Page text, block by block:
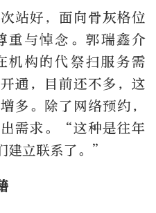
站好，面向骨灰格位
重与悼念。郭瑞鑫介
机构的代祭扫服务需
通，目前还不多，这
多。除了网络预约，
需求。“这种是往年
建立联系了。”